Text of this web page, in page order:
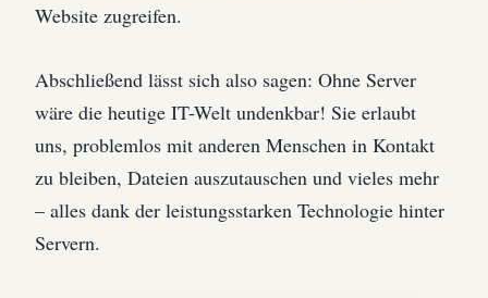
Website zugreifen.
Abschließend lässt sich also sagen: Ohne Server
wäre die heutige IT-Welt undenkbar! Sie erlaubt
uns, problemlos mit anderen Menschen in Kontakt
zu bleiben, Dateien auszutauschen und vieles mehr
– alles dank der leistungsstarken Technologie hinter
Servern.